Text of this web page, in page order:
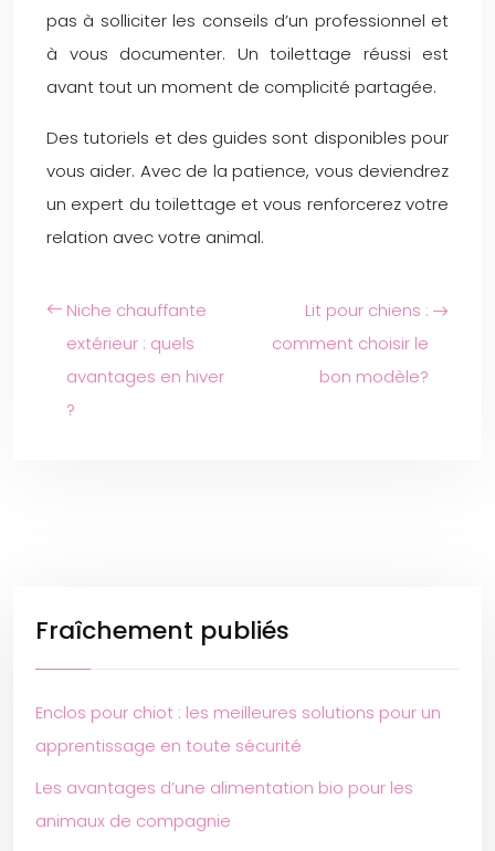
pas à solliciter les conseils d’un professionnel et
à vous documenter. Un toilettage réussi est
avant tout un moment de complicité partagée.
Des tutoriels et des guides sont disponibles pour
vous aider. Avec de la patience, vous deviendrez
un expert du toilettage et vous renforcerez votre
relation avec votre animal.
Niche chauffante
extérieur : quels
avantages en hiver
?
Lit pour chiens :
comment choisir le
bon modèle?
Fraîchement publiés
Enclos pour chiot : les meilleures solutions pour un
apprentissage en toute sécurité
Les avantages d’une alimentation bio pour les
animaux de compagnie